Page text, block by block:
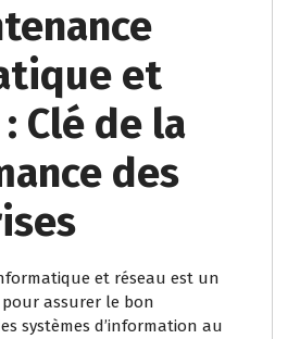
et
Clé de la
des
et réseau est un
assurer le bon
systèmes d’information au